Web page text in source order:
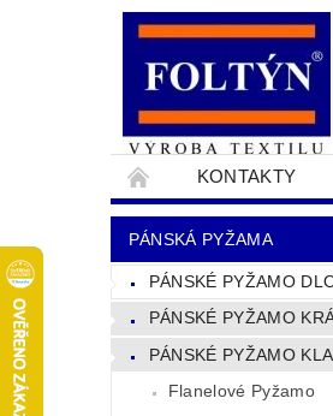
KONTAKTY
PRO OBCHODNÍKY
PÁNSKÁ PYŽAMA
PÁNSKÉ PYŽAMO
PÁNSKÉ PYŽAMO
PÁNSKÉ PYŽAMO
Flanelové Pyžamo